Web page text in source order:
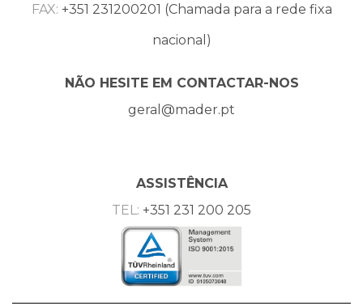
FAX: +351 231200201 (Chamada para a rede fixa
nacional)
NÃO HESITE EM CONTACTAR-NOS
geral@mader.pt
ASSISTÊNCIA
TEL: +351 231 200 205